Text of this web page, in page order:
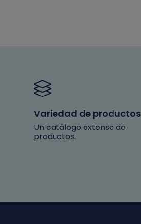
Variedad de productos
Un catálogo extenso de
productos.